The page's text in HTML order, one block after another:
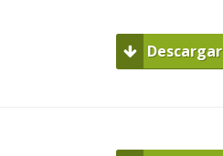
Descargar